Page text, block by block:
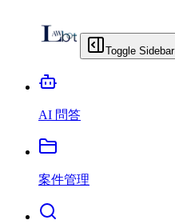
Toggle Sidebar
AI 問答
案件管理